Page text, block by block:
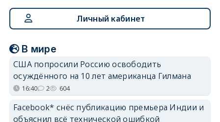
Личный кабинет
В мире
США попросили Россию освободить
осуждённого на 10 лет американца Гилмана
16:40 2 604
Facebook* снёс публикацию премьера Индии и
объяснил всё технической ошибкой